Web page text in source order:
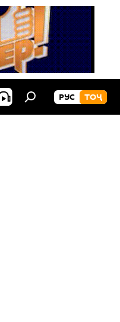
РУС ТОҶ